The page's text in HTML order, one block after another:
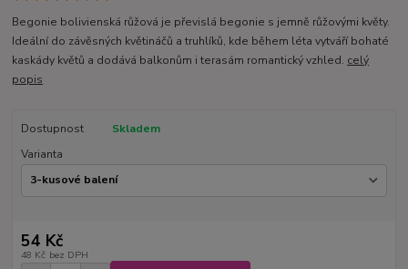
Begonie bolivienská růžová je převislá begonie s jemně růžovými květy.
Ideální do závěsných květináčů a truhlíků, kde během léta vytváří bohaté
kaskády květů a dodává balkonům i terasám romantický vzhled. celý
popis
Dostupnost
Skladem
Varianta
54 Kč
48 Kč bez DPH